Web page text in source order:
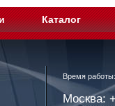
Каталог
Время работы:
Москва: